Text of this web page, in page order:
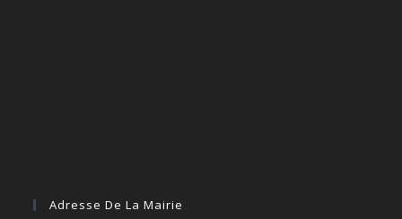
Adresse De La Mairie